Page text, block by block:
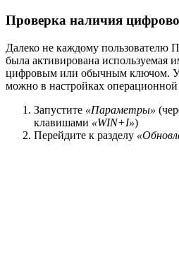
Проверка наличия
Далеко не каждому пользователю
была активирована используемая
цифровым или обычным ключом.
можно в настройках
Запустите «Параметры»
клавишами «WIN+I»)
Перейдите к разделу